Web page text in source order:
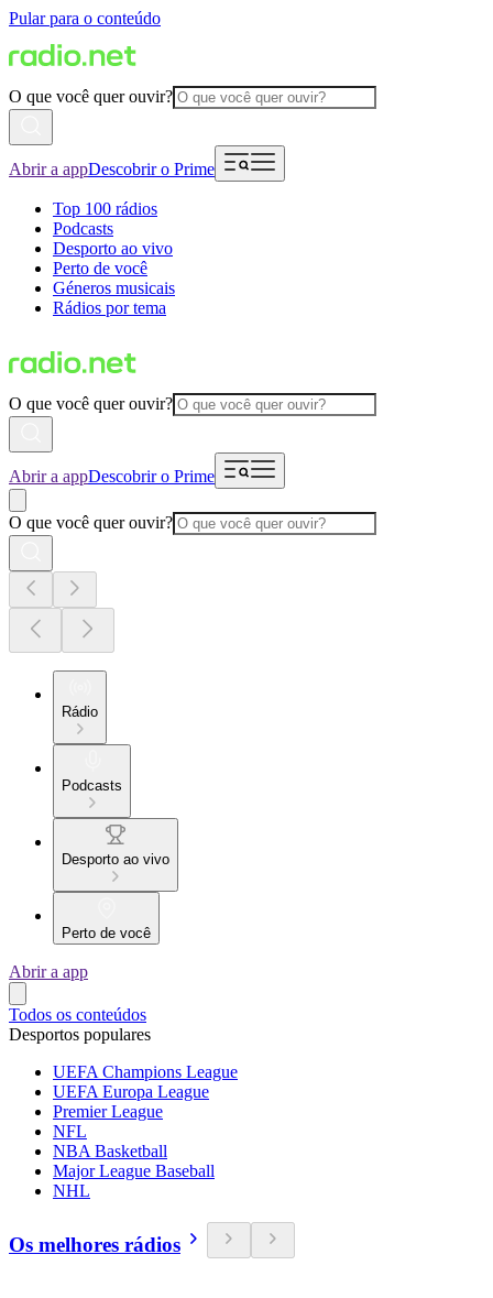
Pular para o conteúdo
O que você quer ouvir?
Abrir a appDescobrir o Prime
Top 100 rádios
Podcasts
Desporto ao vivo
Perto de você
Géneros musicais
Rádios por tema
O que você quer ouvir?
Abrir a appDescobrir o Prime
O que você quer ouvir?
Rádio
Podcasts
Desporto ao vivo
Perto de você
Abrir a app
Todos os conteúdos
Desportos populares
UEFA Champions League
UEFA Europa League
Premier League
NFL
NBA Basketball
Major League Baseball
NHL
Os melhores rádios